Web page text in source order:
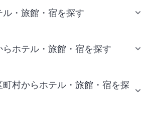
・旅館・宿を探す
ホテル・旅館・宿を探す
村からホテル・旅館・宿を探